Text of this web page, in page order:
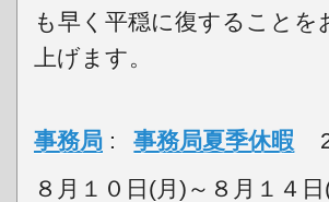
も早く平穏に復することを
上げます。
事務局 : 事務局夏季休暇
８月１０日(月)～８月１４